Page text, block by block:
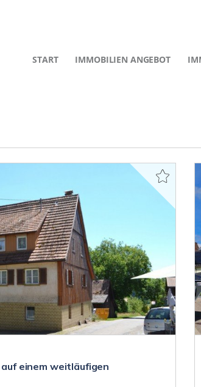
START IMMOBILIEN ANGEBOT
einem weitläufigen